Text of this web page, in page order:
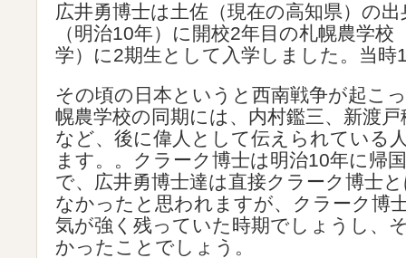
広井勇博士は土佐（現在の高知県）の
（明治10年）に開校2年目の札幌農学校
学）に2期生として入学しました。当時
その頃の日本というと西南戦争が起こ
幌農学校の同期には、内村鑑三、新渡
など、後に偉人として伝えられている
ます。。クラーク博士は明治10年に帰
で、広井勇博士達は直接クラーク博士
なかったと思われますが、クラーク博
気が強く残っていた時期でしょうし、
かったことでしょう。